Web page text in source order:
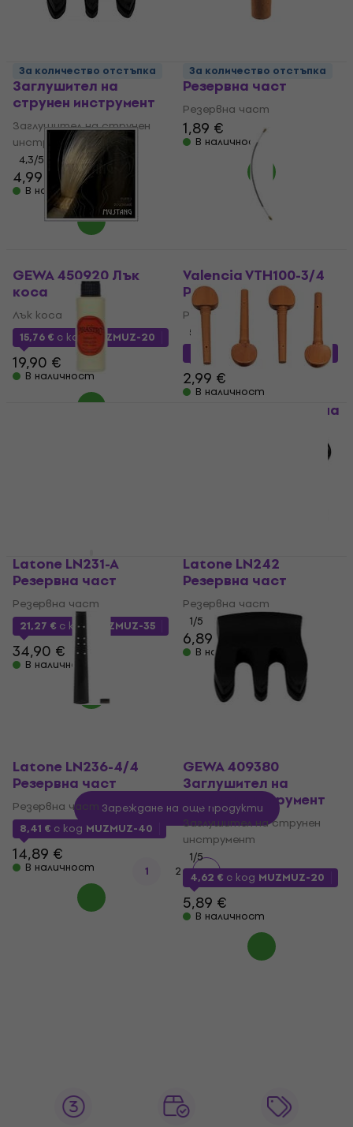
GEWA 409100
Заглушител на
струнен инструмент
Заглушител на струнен
инструмент
4,3/5
4,99 €
В наличност
Latone LN162-C
Резервна част
Резервна част
1,89 €
В наличност
За количество отстъпка
GEWA 450920 Лък
коса
Лък коса
15,76 € с кодMUZMUZ-20
19,90 €
В наличност
За количество отстъпка
Valencia VTH100-3/4
Резервна част
Резервна част
5
/5
2,04 €
с код MUZMUZ-30
2,99 €
В наличност
Latone LN09 Резервна
Latone LN231-A
Резервна част
Резервна част
21,27 € с код MUZMUZ-35
34,90 €
В наличност
Latone LN242
Резервна част
Резервна част
1/5
6,89 €
В наличност
Latone LN236-4/4
Резервна част
Резервна част
8,41 € с код MUZMUZ-40
14,89 €
В наличност
GEWA 409380
Заглушител на
струнен инструмент
Заглушител на струнен
инструмент
1/5
4,62 € с код MUZMUZ-20
5,89 €
В наличност
Зареждане на още продукти
1 2